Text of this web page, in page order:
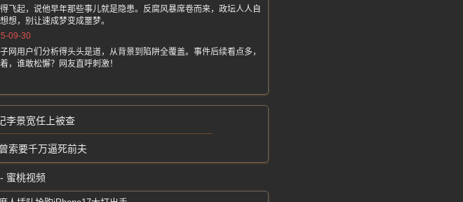
飞起，说他早年那些事儿就是隐患。反腐风暴席卷而来，政坛人人自
想，别让速成梦变成噩梦。
09-30
用户们分析得头头是道，从背景到陷阱全覆盖。事件后续看点多，
，谁敢松懈？网友直呼刺激！
李景宽任上被查
索要千万逼死前夫
蜜桃视频